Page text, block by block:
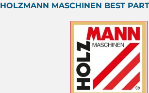
HOLZMANN MASCHINEN BEST